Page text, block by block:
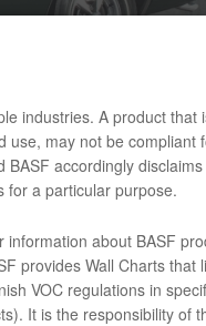
Glasurit
industries. A product that
use, may not be compliant
accordingly disclaims
for a particular purpose.
about BASF
provides Wall Charts that
VOC regulations in
It is the responsibility of